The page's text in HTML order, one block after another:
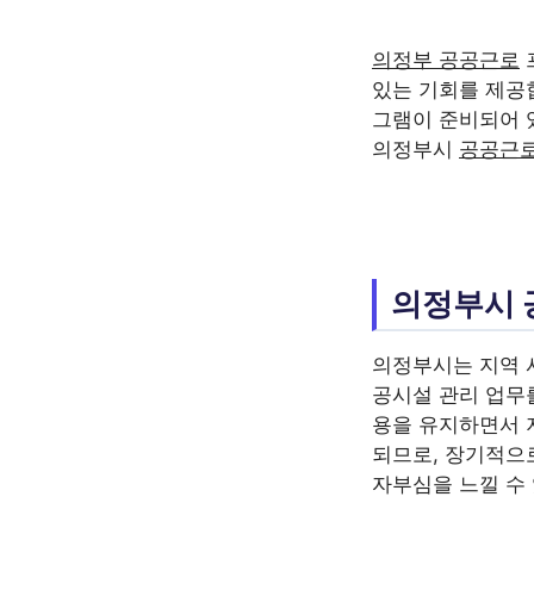
의정부 공공근로
있는 기회를 제
그램이 준비되어
의정부시 공공근
의정부시
의정부시는 지역
공시설 관리 업
용을 유지하면서
되므로, 장기적
자부심을 느낄 수